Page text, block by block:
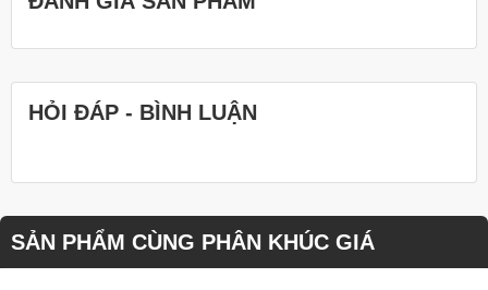
HỎI ĐÁP - BÌNH LUẬN
SẢN PHẨM CÙNG PHÂN KHÚC GIÁ